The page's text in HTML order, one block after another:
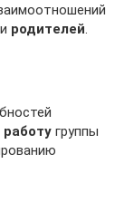
родителей.
группы